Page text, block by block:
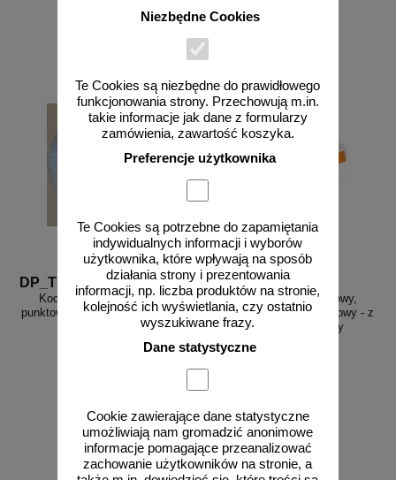
Niezbędne Cookies
Te Cookies są niezbędne do prawidłowego
funkcjonowania strony. Przechowują m.in.
takie informacje jak dane z formularzy
zamówienia, zawartość koszyka.
Preferencje użytkownika
Te Cookies są potrzebne do zapamiętania
indywidualnych informacji i wyborów
użytkownika, które wpływają na sposób
działania strony i prezentowania
informacji, np. liczba produktów na stronie,
kolejność ich wyświetlania, czy ostatnio
wyszukiwane frazy.
Dane statystyczne
Cookie zawierające dane statystyczne
umożliwiają nam gromadzić anonimowe
informacje pomagające przeanalizować
zachowanie użytkowników na stronie, a
DP_T3WOZ
Kocie oczko - najezdniowy,
punktowy element odblaskowy - w
obudowie żeliwnej
od 114,39 zł
93,00 zł netto
do koszyka
DP_T360
Kocie oczko - najezdniowy,
punktowy element odblaskowy - z
tworzywa, przyklejany
od 46,13 zł
37,50 zł netto
do koszyka